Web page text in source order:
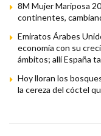
8M Mujer Mariposa
continentes,
Emiratos Árabes
economía con su
ámbitos; allí España
Hoy lloran los
la cereza del cóctel